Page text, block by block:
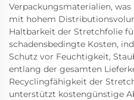
Verpackungsmaterialien,
mit hohem
Haltbarkeit der Stretchfolie
schadensbedingte Kosten,
Schutz vor Feuchtigkeit,
entlang der gesamten
Recyclingfähigkeit der
unterstützt kostengünstige